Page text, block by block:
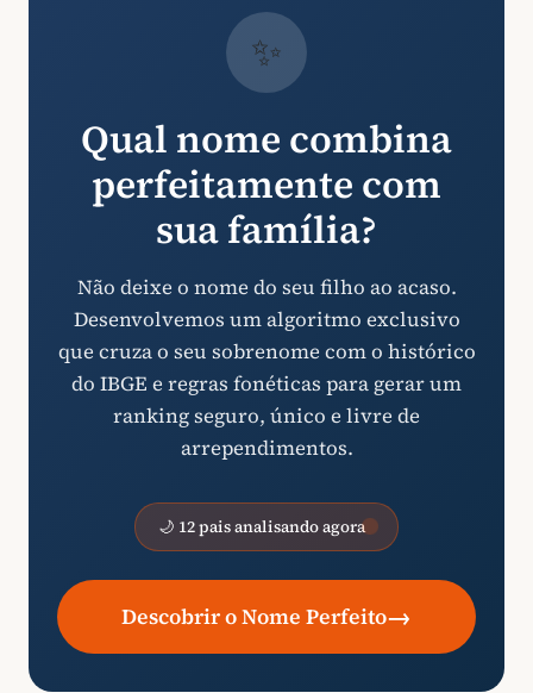
✨
Qual nome combina
perfeitamente com
sua família?
Não deixe o nome do seu filho ao acaso.
Desenvolvemos um algoritmo exclusivo
que cruza o seu sobrenome com o histórico
do IBGE e regras fonéticas para gerar um
ranking seguro, único e livre de
arrependimentos.
🌙 12 pais analisando agora
Descobrir o Nome Perfeito→